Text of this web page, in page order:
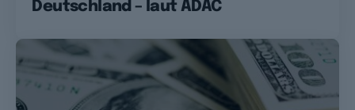
Deutschland – laut ADAC